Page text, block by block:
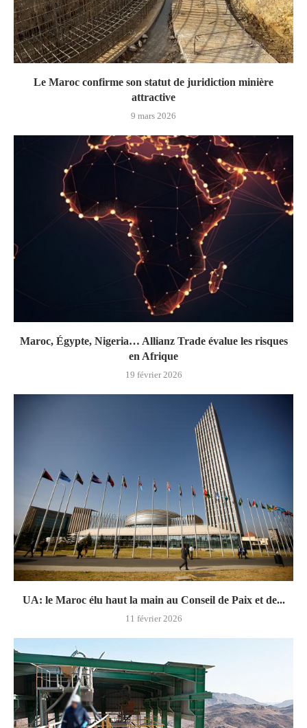
Le Maroc confirme son statut de juridiction minière
attractive
9 mars 2026
Maroc, Égypte, Nigeria… Allianz Trade évalue les risques
en Afrique
19 février 2026
UA: le Maroc élu haut la main au Conseil de Paix et de...
11 février 2026